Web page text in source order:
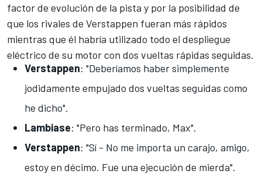
factor de evolución de la pista y por la posibilidad de
que los rivales de Verstappen fueran más rápidos
mientras que él habría utilizado todo el despliegue
eléctrico de su motor con dos vueltas rápidas seguidas.
Verstappen: "Deberíamos haber simplemente
jodidamente empujado dos vueltas seguidas como
he dicho".
Lambiase: "Pero has terminado, Max".
Verstappen: "Sí - No me importa un carajo, amigo,
estoy en décimo. Fue una ejecución de mierda".